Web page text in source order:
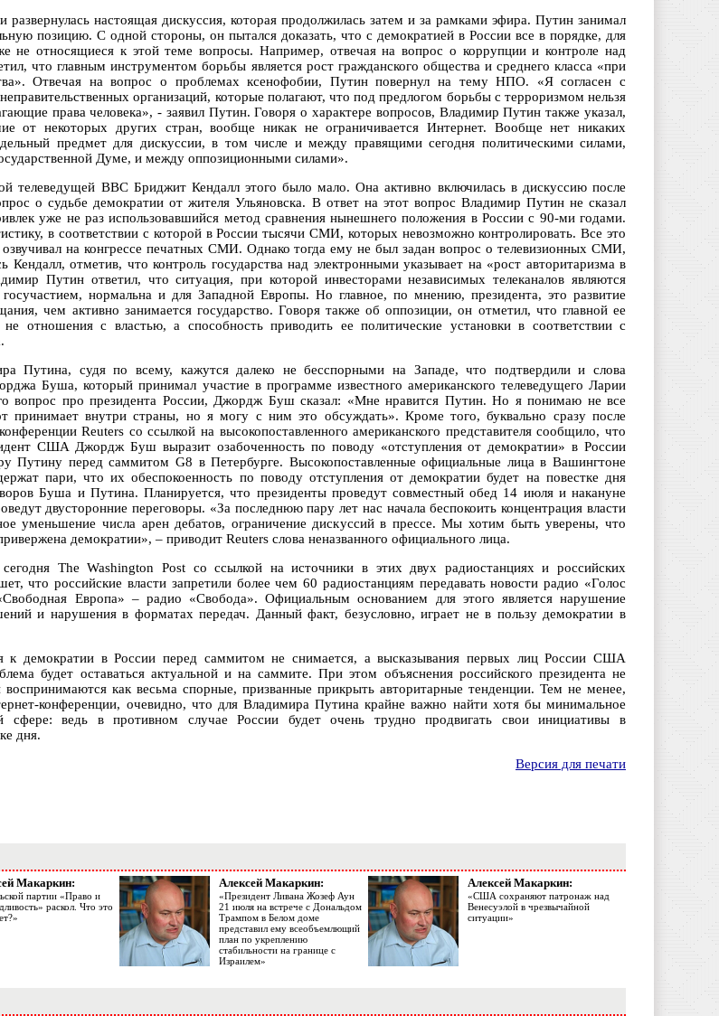
развернулась настоящая дискуссия, которая продолжилась затем и за рамками эфира. Путин занимал
позицию. С одной стороны, он пытался доказать, что с демократией в России все в порядке, для
не относящиеся к этой теме вопросы. Например, отвечая на вопрос о коррупции и контроле над
что главным инструментом борьбы является рост гражданского общества и среднего класса «при
Отвечая на вопрос о проблемах ксенофобии, Путин повернул на тему НПО. «Я согласен с
организаций, которые полагают, что под предлогом борьбы с терроризмом нельзя
права человека», - заявил Путин. Говоря о характере вопросов, Владимир Путин также указал,
от некоторых других стран, вообще никак не ограничивается Интернет. Вообще нет никаких
предмет для дискуссии, в том числе и между правящими сегодня политическими силами,
Думе, и между оппозиционными силами».
телеведущей BBC Бриджит Кендалл этого было мало. Она активно включилась в дискуссию после
о судьбе демократии от жителя Ульяновска. В ответ на этот вопрос Владимир Путин не сказал
уже не раз использовавшийся метод сравнения нынешнего положения в России с 90-ми годами.
в соответствии с которой в России тысячи СМИ, которых невозможно контролировать. Все это
на конгрессе печатных СМИ. Однако тогда ему не был задан вопрос о телевизионных СМИ,
Кендалл, отметив, что контроль государства над электронными указывает на «рост авторитаризма в
Путин ответил, что ситуация, при которой инвесторами независимых телеканалов являются
нормальна и для Западной Европы. Но главное, по мнению, президента, это развитие
чем активно занимается государство. Говоря также об оппозиции, он отметил, что главной ее
отношения с властью, а способность приводить ее политические установки в соответствии с
Путина, судя по всему, кажутся далеко не бесспорными на Западе, что подтвердили и слова
Буша, который принимал участие в программе известного американского телеведущего Ларии
вопрос про президента России, Джордж Буш сказал: «Мне нравится Путин. Но я понимаю не все
принимает внутри страны, но я могу с ним это обсуждать». Кроме того, буквально сразу после
Reuters со ссылкой на высокопоставленного американского представителя сообщило, что
США Джордж Буш выразит озабоченность по поводу «отступления от демократии» в России
Путину перед саммитом G8 в Петербурге. Высокопоставленные официальные лица в Вашингтоне
пари, что их обеспокоенность по поводу отступления от демократии будет на повестке дня
Буша и Путина. Планируется, что президенты проведут совместный обед 14 июля и накануне
двусторонние переговоры. «За последнюю пару лет нас начала беспокоить концентрация власти
уменьшение числа арен дебатов, ограничение дискуссий в прессе. Мы хотим быть уверены, что
демократии», – приводит Reuters слова неназванного официального лица.
The Washington Post со ссылкой на источники в этих двух радиостанциях и российских
что российские власти запретили более чем 60 радиостанциям передавать новости радио «Голос
Европа» – радио «Свобода». Официальным основанием для этого является нарушение
и нарушения в форматах передач. Данный факт, безусловно, играет не в пользу демократии в
к демократии в России перед саммитом не снимается, а высказывания первых лиц России США
будет оставаться актуальной и на саммите. При этом объяснения российского президента не
как весьма спорные, призванные прикрыть авторитарные тенденции. Тем не менее,
конференции, очевидно, что для Владимира Путина крайне важно найти хотя бы минимальное
сфере: ведь в противном случае России будет очень трудно продвигать свои инициативы в
дня.
Версия для печати
Макаркин:
партии «Право и
раскол. Что это
Алексей Макаркин:
«Президент Ливана Жозеф Аун
21 июля на встрече с Дональдом
Трампом в Белом доме
представил ему всеобъемлющий
план по укреплению
стабильности на границе с
Израилем»
Алексей Макаркин:
«США сохраняют патронаж над
Венесуэлой в чрезвычайной
ситуации»